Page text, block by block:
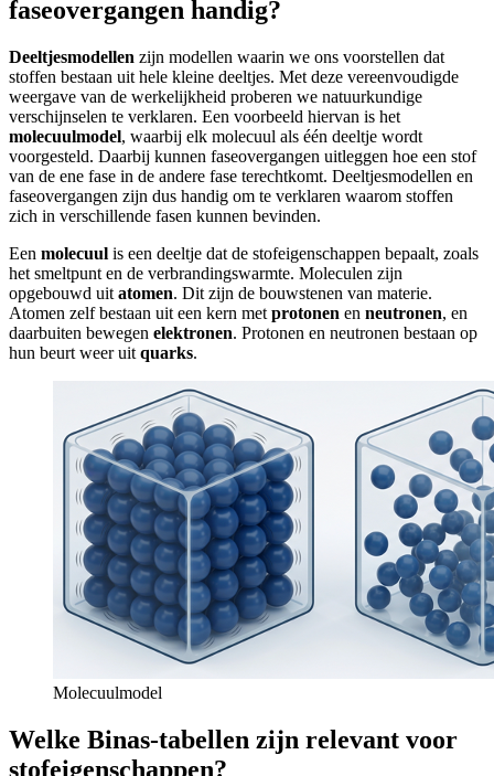
faseovergangen handig?
Deeltjesmodellen zijn modellen waarin we ons voorstellen dat
stoffen bestaan uit hele kleine deeltjes. Met deze vereenvoudigde
weergave van de werkelijkheid proberen we natuurkundige
verschijnselen te verklaren. Een voorbeeld hiervan is het
molecuulmodel, waarbij elk molecuul als één deeltje wordt
voorgesteld. Daarbij kunnen faseovergangen uitleggen hoe een stof
van de ene fase in de andere fase terechtkomt. Deeltjesmodellen en
faseovergangen zijn dus handig om te verklaren waarom stoffen
zich in verschillende fasen kunnen bevinden.
Een molecuul is een deeltje dat de stofeigenschappen bepaalt, zoals
het smeltpunt en de verbrandingswarmte. Moleculen zijn
opgebouwd uit atomen. Dit zijn de bouwstenen van materie.
Atomen zelf bestaan uit een kern met protonen en neutronen, en
daarbuiten bewegen elektronen. Protonen en neutronen bestaan op
hun beurt weer uit quarks.
Molecuulmodel
Welke Binas-tabellen zijn relevant voor
stofeigenschappen?